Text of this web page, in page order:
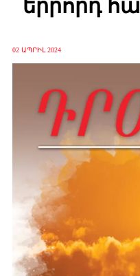
երրորդ
02 ԱՊՐԻԼ 2024